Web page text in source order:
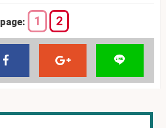
page: 1 2